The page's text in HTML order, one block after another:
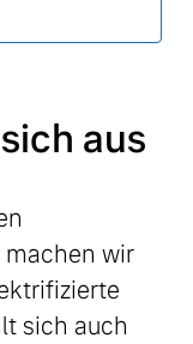
aus
wir
sich auch